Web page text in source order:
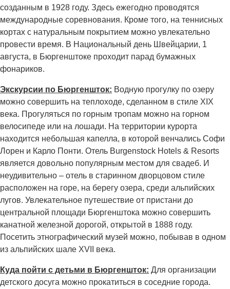
созданным в 1928 году. Здесь ежегодно проводятся
международные соревнования. Кроме того, на теннисных
кортах с натуральным покрытием можно увлекательно
провести время. В Национальный день Швейцарии, 1
августа, в Бюргенштоке проходит парад бумажных
фонариков.
Экскурсии по Бюргеншток: Водную прогулку по озеру
можно совершить на теплоходе, сделанном в стиле XIX
века. Прогуляться по горным тропам можно на горном
велосипеде или на лошади. На территории курорта
находится небольшая капелла, в которой венчались Софи
Лорен и Карло Понти. Отель Burgenstock Hotels & Resorts
является довольно популярным местом для свадеб. И
неудивительно – отель в старинном дворцовом стиле
расположен на горе, на берегу озера, среди альпийских
лугов. Увлекательное путешествие от пристани до
центральной площади Бюргенштока можно совершить
канатной железной дорогой, открытой в 1888 году.
Посетить этнографический музей можно, побывав в одном
из альпийских шале XVII века.
Куда пойти с детьми в Бюргеншток: Для организации
детского досуга можно прокатиться в соседние города.